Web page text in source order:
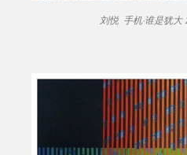
刘悦 手机·谁是犹大